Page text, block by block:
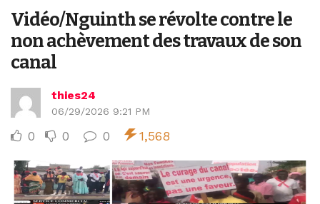
Vidéo/Nguinth se révolte contre le
non achèvement des travaux de son
canal
thies24
06/29/2026 9:21 PM
0 0 0 1,568